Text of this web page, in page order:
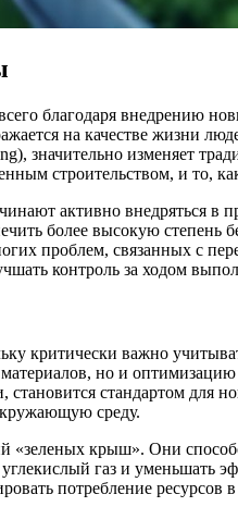
благодаря внедрению
на качестве жизни
значительно изменяет
строительством, и то,
активно внедряться в
более высокую
проблем, связанных с
контроль за ходом
критически важно
но и
стандартом
среду.
«зеленых крыш». Они
газ и уменьшать
потребление